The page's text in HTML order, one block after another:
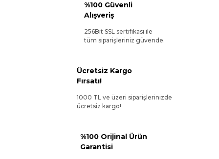
%100 Güvenli
Alışveriş
256Bit SSL sertifikası ile
tüm siparişleriniz güvende.
Ücretsiz Kargo
Fırsatı!
1000 TL ve üzeri siparişlerinizde
ücretsiz kargo!
%100 Orijinal Ürün
Garantisi